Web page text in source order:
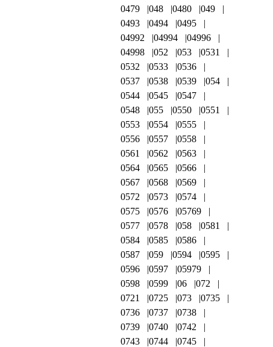
0479
048 0480
049
0493
0494
0495
04992
04994
04996
04998
052 053
0531
0532
0533
0536
0537
0538 0539
054
0544
0545
0547
0548
055 0550
0551
0553
0554
0555
0556
0557
0558
0561
0562
0563
0564
0565
0566
0567
0568
0569
0572
0573
0574
0575
0576
05769
0577
0578 058
0581
0584
0585
0586
0587
059 0594
0595
0596
0597
05979
0598
0599 06
072
0721
0725 073
0735
0736
0737
0738
0739
0740
0742
0743
0744
0745